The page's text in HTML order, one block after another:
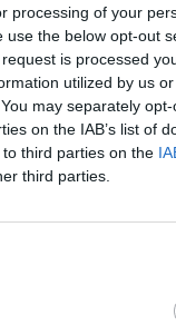
processing of your
the below opt-out
is processed
utilized by us
may separately
on the IAB’s list of
third parties on the
third parties.
man
jos